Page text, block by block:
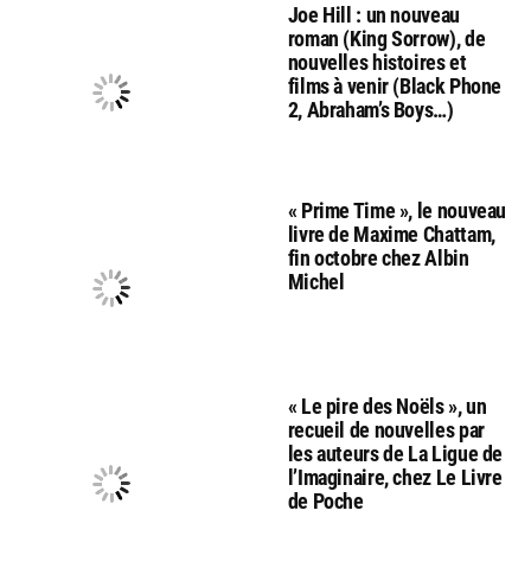
Joe Hill : un nouveau
roman (King Sorrow), de
nouvelles histoires et
films à venir (Black Phone
2, Abraham’s Boys…)
« Prime Time », le nouveau
livre de Maxime Chattam,
fin octobre chez Albin
Michel
« Le pire des Noëls », un
recueil de nouvelles par
les auteurs de La Ligue de
l’Imaginaire, chez Le Livre
de Poche